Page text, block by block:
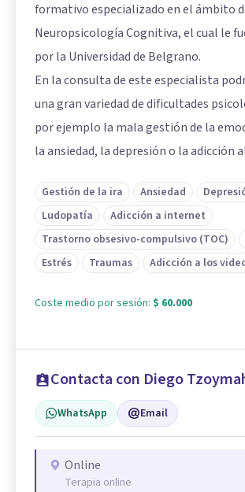
formativo especializado en el ámbito
Neuropsicología Cognitiva, el cual le
por la Universidad de Belgrano.
En la consulta de este especialista
una gran variedad de dificultades
por ejemplo la mala gestión de la
la ansiedad, la depresión o la adicción
Gestión de la ira Ansiedad
Ludopatía
Adicción a internet
Trastorno obsesivo-compulsivo (TOC)
Estrés
Traumas Adicción a los
Coste medio por sesión: $ 60.000
Contacta con Diego
WhatsApp Email
Online
Terapia online